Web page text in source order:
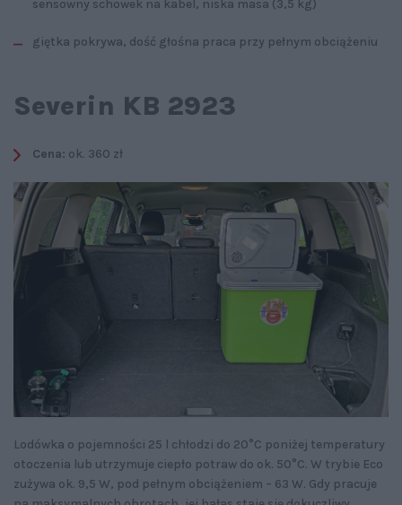
sensowny schowek na kabel, niska masa (3,5 kg)
giętka pokrywa, dość głośna praca przy pełnym obciążeniu
Severin KB 2923
Cena: ok. 360 zł
Lodówka o pojemności 25 l chłodzi do 20°C poniżej temperatury
otoczenia lub utrzymuje ciepło potraw do ok. 50°C. W trybie Eco
zużywa ok. 9,5 W, pod pełnym obciążeniem – 63 W. Gdy pracuje